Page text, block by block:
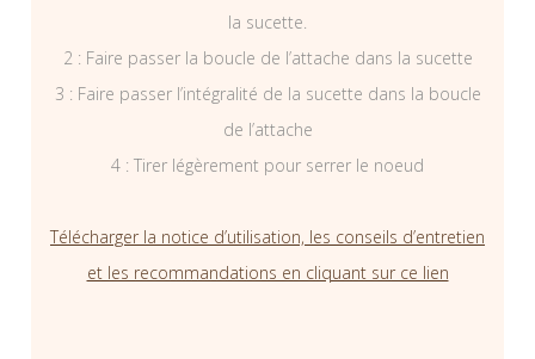
la sucette.
2 : Faire passer la boucle de l’attache dans la sucette
3 : Faire passer l’intégralité de la sucette dans la boucle
de l’attache
4 : Tirer légèrement pour serrer le noeud
Télécharger la notice d’utilisation, les conseils d’entretien
et les recommandations en cliquant sur ce lien